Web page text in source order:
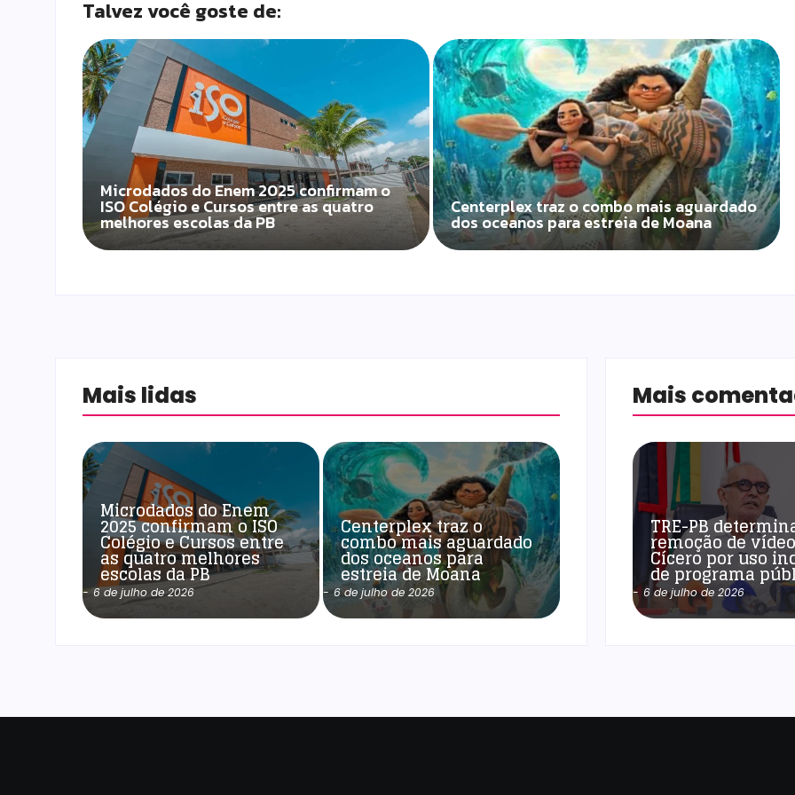
Talvez você goste de:
Microdados do Enem 2025 confirmam o
ISO Colégio e Cursos entre as quatro
melhores escolas da PB
Centerplex traz o combo mais aguardado
dos oceanos para estreia de Moana
Mais lidas
Microdados do Enem
2025 confirmam o ISO
Colégio e Cursos entre
as quatro melhores
escolas da PB
- 6 de julho de 2026
Centerplex traz o
combo mais aguardado
dos oceanos para
estreia de Moana
- 6 de julho de 2026
Mais
TRE-PB
remoção de
Cícero por uso
de programa
- 6 de julho de 2026